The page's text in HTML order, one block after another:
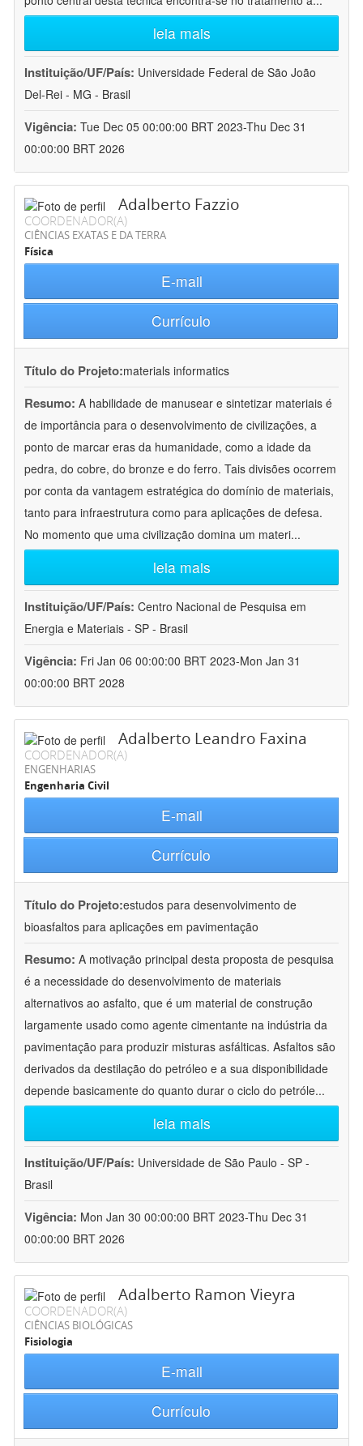
leia mais
Instituição/UF/País: Universidade Federal de São João
Del-Rei - MG - Brasil
Vigência: Tue Dec 05 00:00:00 BRT 2023-Thu Dec 31
00:00:00 BRT 2026
Adalberto Fazzio
COORDENADOR(A)
CIÊNCIAS EXATAS E DA TERRA
Física
E-mail
Currículo
Título do Projeto:materials informatics
Resumo: A habilidade de manusear e sintetizar materiais é
de importância para o desenvolvimento de civilizações, a
ponto de marcar eras da humanidade, como a idade da
pedra, do cobre, do bronze e do ferro. Tais divisões ocorrem
por conta da vantagem estratégica do domínio de materiais,
tanto para infraestrutura como para aplicações de defesa.
No momento que uma civilização domina um materi...
leia mais
Instituição/UF/País: Centro Nacional de Pesquisa em
Energia e Materiais - SP - Brasil
Vigência: Fri Jan 06 00:00:00 BRT 2023-Mon Jan 31
00:00:00 BRT 2028
Adalberto Leandro Faxina
COORDENADOR(A)
ENGENHARIAS
Engenharia Civil
E-mail
Currículo
Título do Projeto:estudos para desenvolvimento de
bioasfaltos para aplicações em pavimentação
Resumo: A motivação principal desta proposta de pesquisa
é a necessidade do desenvolvimento de materiais
alternativos ao asfalto, que é um material de construção
largamente usado como agente cimentante na indústria da
pavimentação para produzir misturas asfálticas. Asfaltos são
derivados da destilação do petróleo e a sua disponibilidade
depende basicamente do quanto durar o ciclo do petróle...
leia mais
Instituição/UF/País: Universidade de São Paulo - SP -
Brasil
Vigência: Mon Jan 30 00:00:00 BRT 2023-Thu Dec 31
00:00:00 BRT 2026
Adalberto Ramon Vieyra
COORDENADOR(A)
CIÊNCIAS BIOLÓGICAS
Fisiologia
E-mail
Currículo